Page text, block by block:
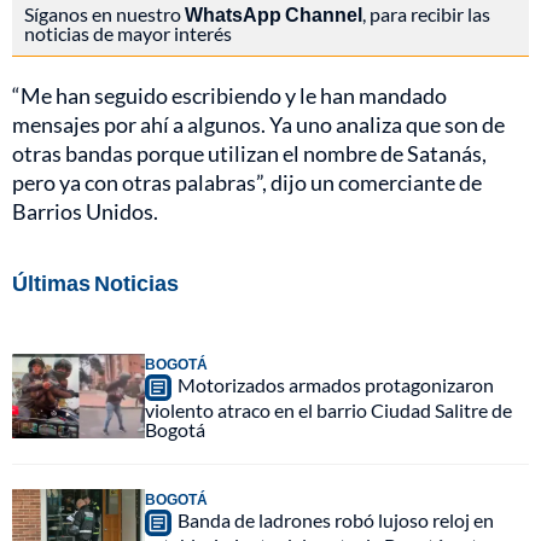
Síganos en nuestroWhatsApp Channel , para recibir las
noticias de mayor interés
“Me han seguido escribiendo y le han mandado
mensajes por ahí a algunos. Ya uno analiza que son de
otras bandas porque utilizan el nombre de Satanás,
pero ya con otras palabras”, dijo un comerciante de
Barrios Unidos.
Últimas Noticias
BOGOTÁ
Motorizados armados protagonizaron
violento atraco en el barrio Ciudad Salitre de
Bogotá
BOGOTÁ
Banda de ladrones robó lujoso reloj en